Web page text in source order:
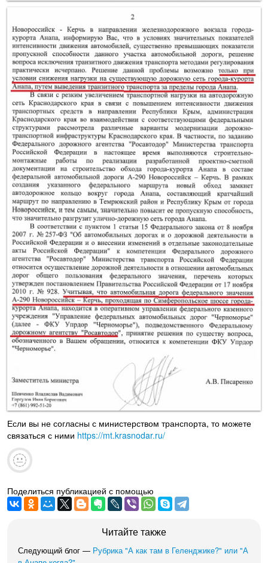
Если вы не согласны с министерством транспорта, то можете
связаться с ними https://mt.krasnodar.ru/
Поделиться публикацией с помощью
Читайте также
Следующий блог — Рубрика "А как там в Геленджике?" или "А